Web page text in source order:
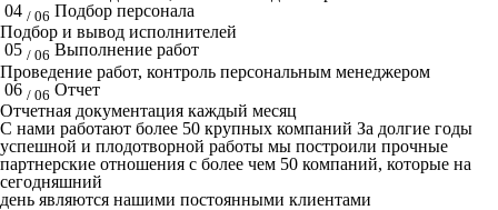
04 / 06 Подбор персонала
Подбор и вывод исполнителей
05 / 06 Выполнение работ
Проведение работ, контроль персональным менеджером
06 / 06 Отчет
Отчетная документация каждый месяц
C нами работают более 50 крупных компаний За долгие годы
успешной и плодотворной работы мы построили прочные
партнерские отношения с более чем 50 компаний, которые на
сегодняшний
день являются нашими постоянными клиентами